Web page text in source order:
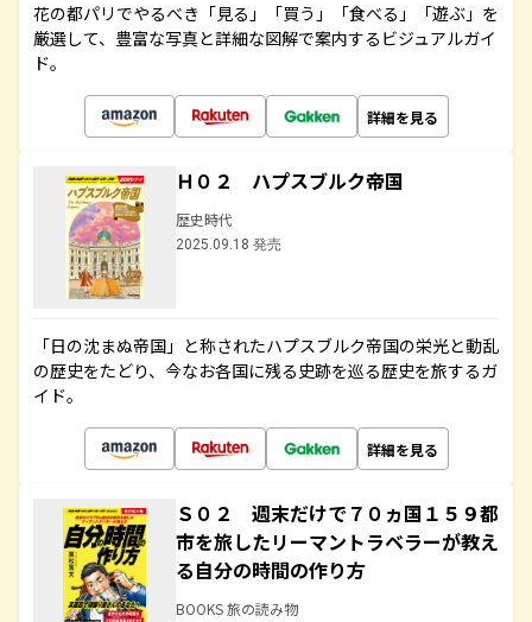
花の都パリでやるべき「見る」「買う」「食べる」「遊ぶ」を
厳選して、豊富な写真と詳細な図解で案内するビジュアルガイ
ド。
詳細を見る
Ｈ０２ ハプスブルク帝国
歴史時代
2025.09.18 発売
「日の沈まぬ帝国」と称されたハプスブルク帝国の栄光と動乱
の歴史をたどり、今なお各国に残る史跡を巡る歴史を旅するガ
イド。
詳細を見る
Ｓ０２ 週末だけで７０ヵ国１５９都
市を旅したリーマントラベラーが教え
る自分の時間の作り方
BOOKS 旅の読み物